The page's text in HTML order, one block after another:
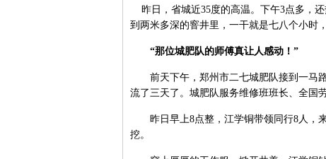
昨日，省城近35度的高温。下午3点多，
到两米多深的窨井里，一干就是七八个小
“那位城肥队的师傅真让人感动！”
前天下午，郑州市二七城肥队接到一马路
流了三天了。城肥队服务维修班班长、全国
昨日早上8点整，江学铜带领同行8人，来
挖。